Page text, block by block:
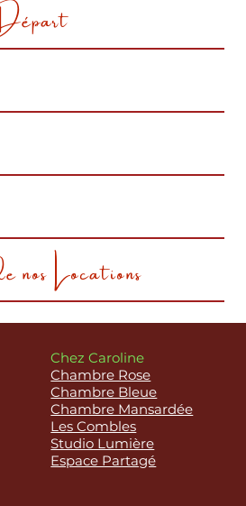
toutes les informations
Locations
Chez Caroline
Chambre Rose
Chambre Bleue
Chambre Mansardée
Les Combles
Studio Lumière
Espace Partagé